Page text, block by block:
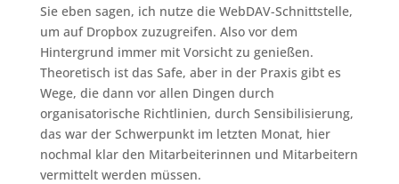
Sie eben sagen, ich nutze die WebDAV-Schnittstelle,
um auf Dropbox zuzugreifen. Also vor dem
Hintergrund immer mit Vorsicht zu genießen.
Theoretisch ist das Safe, aber in der Praxis gibt es
Wege, die dann vor allen Dingen durch
organisatorische Richtlinien, durch Sensibilisierung,
das war der Schwerpunkt im letzten Monat, hier
nochmal klar den Mitarbeiterinnen und Mitarbeitern
vermittelt werden müssen.